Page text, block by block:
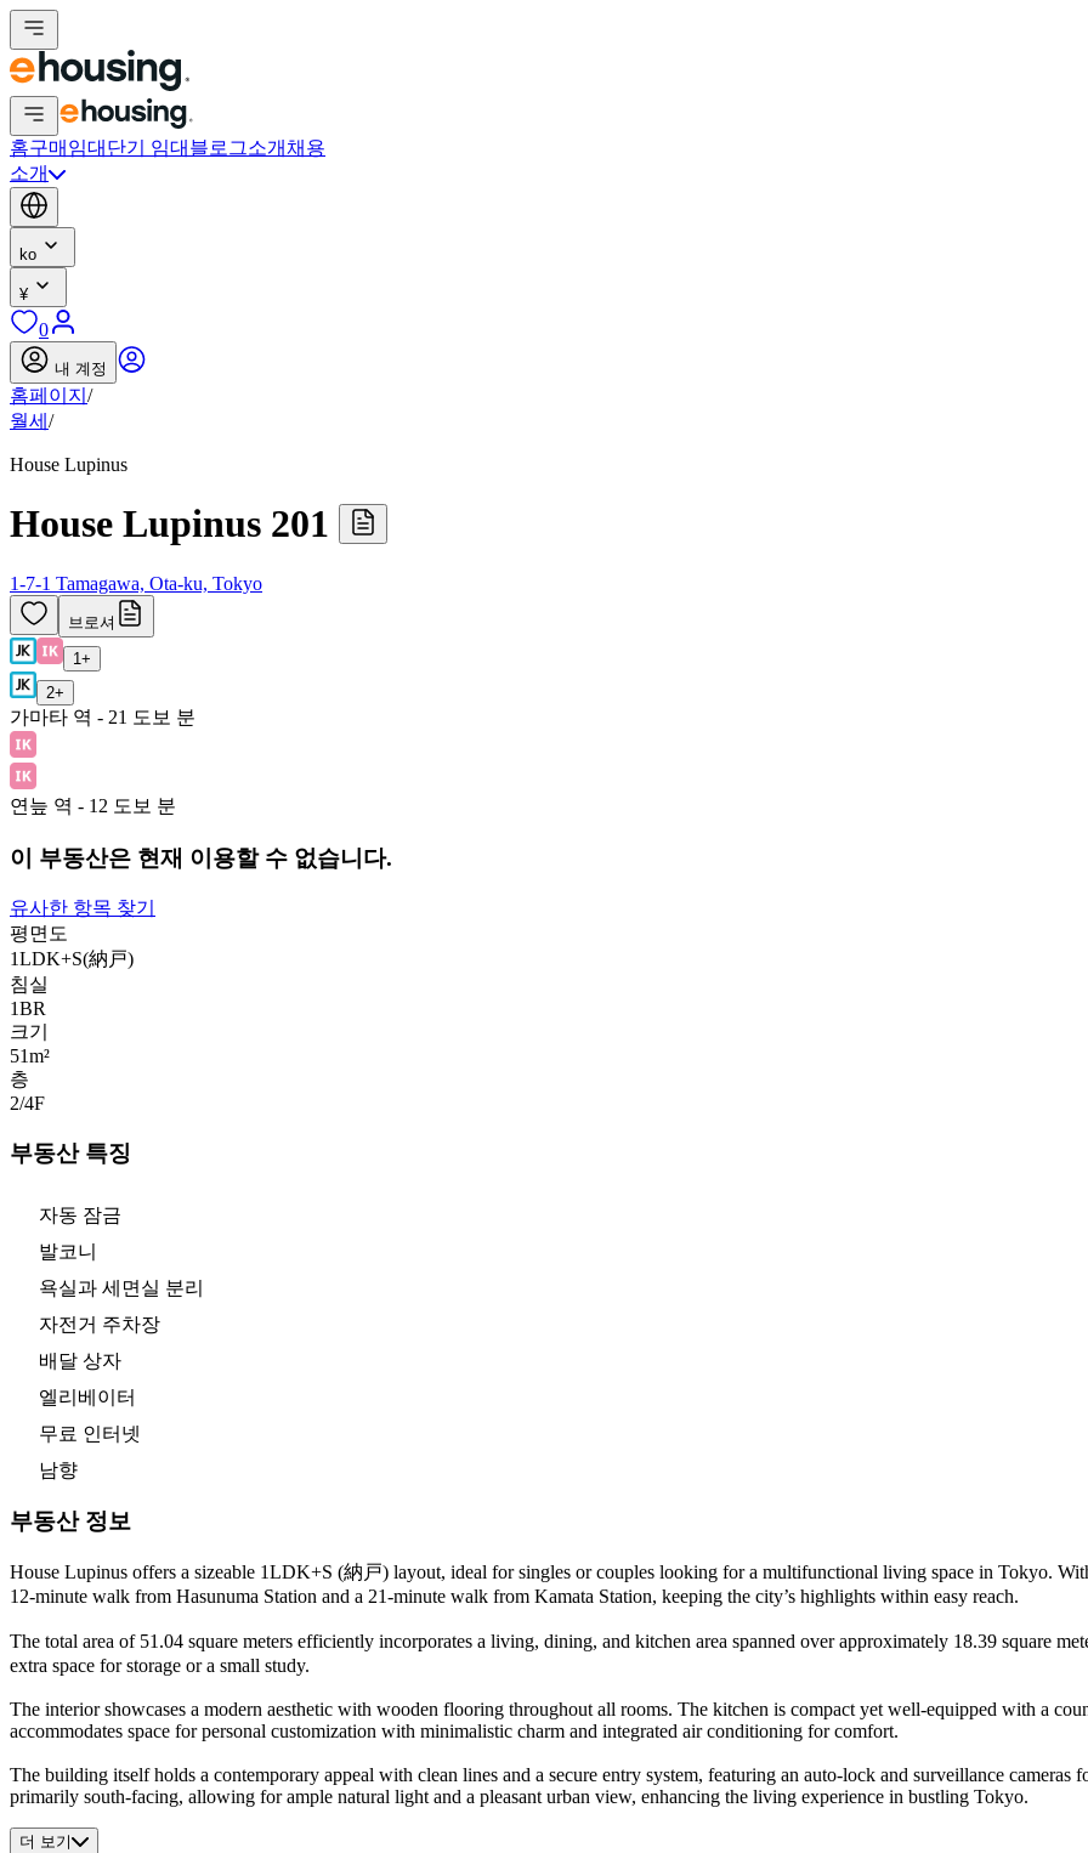
홈구매 임대 단기 임대 블로그소개 채용
소개
ko
¥
0
내 계정
홈페이지 /
월세 /
House Lupinus
House Lupinus 201
1-7-1 Tamagawa, Ota-ku, Tokyo
브로셔
1 +
2+
가마타 역 - 21 도보 분
연늪 역 - 12 도보 분
이 부동산은 현재 이용할 수 없습니다.
유사한 항목 찾기
평면도
1LDK+S(納戸)
침실
1BR
크기
51m²
층
2/4F
부동산 특징
자동 잠금
발코니
욕실과 세면실 분리
자전거 주차장
배달 상자
엘리베이터
무료 인터넷
남향
부동산 정보
House Lupinus offers a sizeable 1LDK+S (納戸) layout, ideal for singles or couples looking for a multifunctional living space in Tokyo.
12-minute walk from Hasunuma Station and a 21-minute walk from Kamata Station, keeping the city’s highlights within easy reach.
The total area of 51.04 square meters efficiently incorporates a living, dining, and kitchen area spanned over approximately 18.39 square
extra space for storage or a small study.
The interior showcases a modern aesthetic with wooden flooring throughout all rooms. The kitchen is compact yet well-equipped with a
accommodates space for personal customization with minimalistic charm and integrated air conditioning for comfort.
The building itself holds a contemporary appeal with clean lines and a secure entry system, featuring an auto-lock and surveillance cameras
primarily south-facing, allowing for ample natural light and a pleasant urban view, enhancing the living experience in bustling Tokyo.
더 보기